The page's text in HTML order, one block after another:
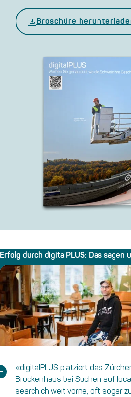
Bro­schü­re
Erfolg durch digitalPLUS: Das sagen
«digitalPLUS platziert das Zürcher
Brockenhaus bei Suchen auf
search.ch weit vorne, oft sogar